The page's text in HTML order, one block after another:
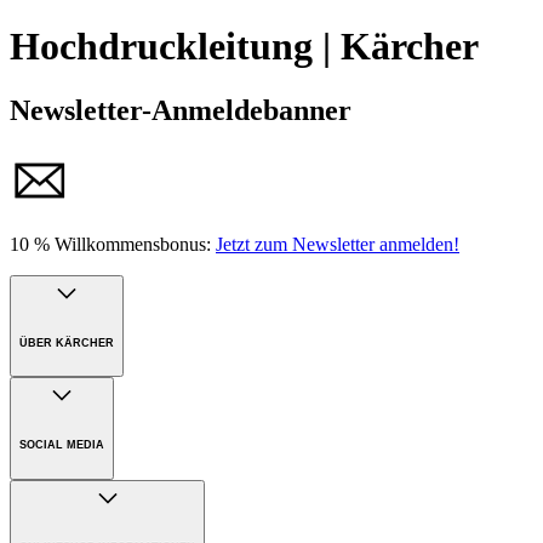
Hochdruckleitung | Kärcher
Newsletter-Anmeldebanner
10 % Willkommensbonus: Jetzt zum Newsletter anmelden!
ÜBER KÄRCHER
Unternehmen
Nachhaltigkeit
SOCIAL MEDIA